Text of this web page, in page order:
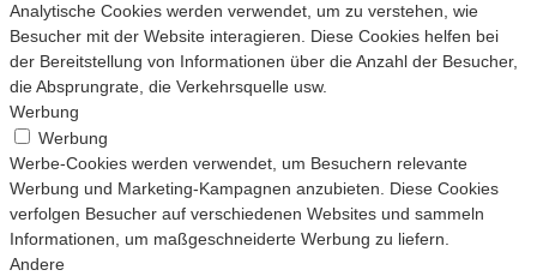
Analytische Cookies werden verwendet, um zu verstehen, wie
Besucher mit der Website interagieren. Diese Cookies helfen bei
der Bereitstellung von Informationen über die Anzahl der Besucher,
die Absprungrate, die Verkehrsquelle usw.
Werbung
Werbung
Werbe-Cookies werden verwendet, um Besuchern relevante
Werbung und Marketing-Kampagnen anzubieten. Diese Cookies
verfolgen Besucher auf verschiedenen Websites und sammeln
Informationen, um maßgeschneiderte Werbung zu liefern.
Andere